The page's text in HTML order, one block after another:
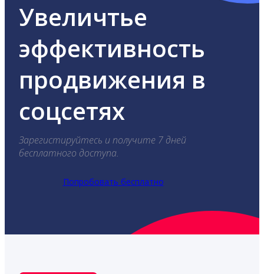
Увеличтье
эффективность
продвижения в
соцсетях
Зарегистируйтесь и получите 7 дней
бесплатного доступа.
Попробовать бесплатно